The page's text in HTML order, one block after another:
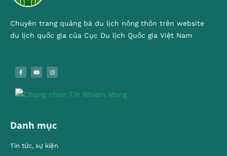
Chuyên trang quảng bá du lịch nông thôn trên website
du lịch quốc gia của Cục Du lịch Quốc gia Việt Nam
Danh mục
Tin tức, sự kiện